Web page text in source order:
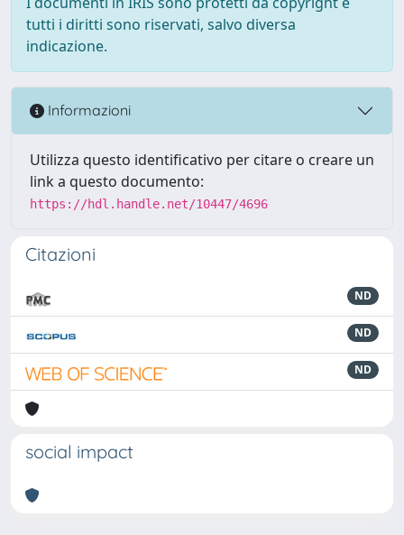
tutti i diritti sono riservati, salvo diversa
indicazione.
Informazioni
Utilizza questo identificativo per citare o creare un
link a questo documento:
https://hdl.handle.net/10447/4696
Citazioni
ND
ND
ND
social impact